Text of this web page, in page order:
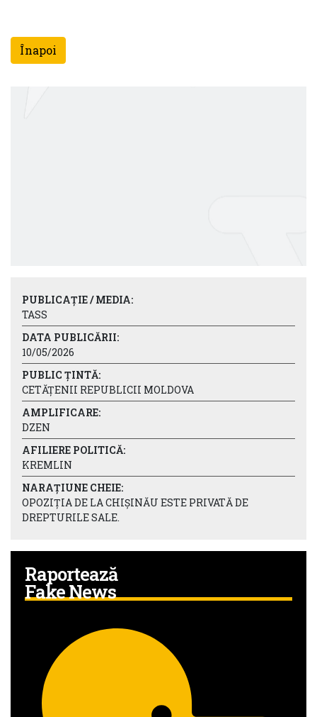
Înapoi
PUBLICAȚIE / MEDIA:
TASS
DATA PUBLICĂRII:
10/05/2026
PUBLIC ȚINTĂ:
CETĂȚENII REPUBLICII MOLDOVA
AMPLIFICARE:
DZEN
AFILIERE POLITICĂ:
KREMLIN
NARAȚIUNE CHEIE:
OPOZIȚIA DE LA CHIȘINĂU ESTE PRIVATĂ DE
DREPTURILE SALE.
Raportează
Fake News